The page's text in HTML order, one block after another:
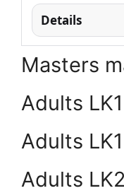
Details
Masters
Adults
Adults
Adults